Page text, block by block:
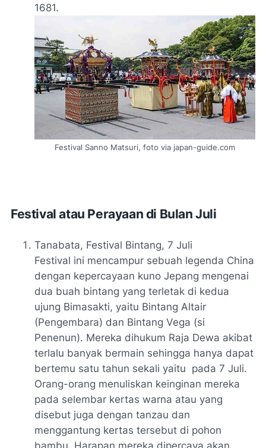
1681.
Festival Sanno Matsuri, foto via japan-guide.com
Festival atau Perayaan di Bulan Juli
Tanabata, Festival Bintang, 7 Juli
Festival ini mencampur sebuah legenda China
dengan kepercayaan kuno Jepang mengenai
dua buah bintang yang terletak di kedua
ujung Bimasakti, yaitu Bintang Altair
(Pengembara) dan Bintang Vega (si
Penenun). Mereka dihukum Raja Dewa akibat
terlalu banyak bermain sehingga hanya dapat
bertemu satu tahun sekali yaitu pada 7 Juli.
Orang-orang menuliskan keinginan mereka
pada selembar kertas warna atau yang
disebut juga dengan tanzau dan
menggantung kertas tersebut di pohon
bambu. Harapan mereka dipercaya akan